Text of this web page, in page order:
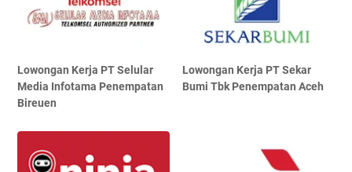
Lowongan Kerja PT Selular
Media Infotama Penempatan
Bireuen
Lowongan Kerja PT Sekar
Bumi Tbk Penempatan Aceh